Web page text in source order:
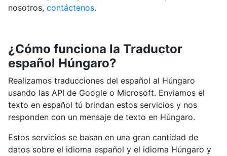
nosotros, contáctenos.
¿Cómo funciona la Traductor
español Húngaro?
Realizamos traducciones del español al Húngaro
usando las API de Google o Microsoft. Enviamos el
texto en español tú brindan estos servicios y nos
responden con un mensaje de texto en Húngaro.
Estos servicios se basan en una gran cantidad de
datos sobre el idioma español y el idioma Húngaro y